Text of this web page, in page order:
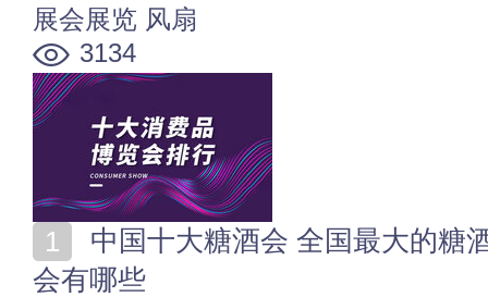
展会展览 风扇
3134
会有哪些